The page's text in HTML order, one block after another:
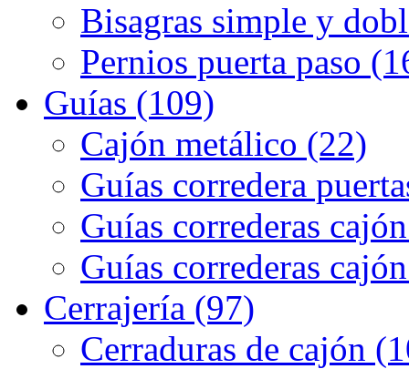
Bisagras simple y
Pernios puerta paso
Guías (109)
Cajón metálico (22)
Guías corredera
Guías correderas
Guías correderas
Cerrajería (97)
Cerraduras de cajón